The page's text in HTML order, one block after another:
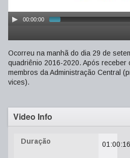
00:00:00
Ocorreu na manhã do dia 29 de
quadriênio 2016-2020. Após
membros da Administração Central
vices).
Video Info
Duração 01:00:16